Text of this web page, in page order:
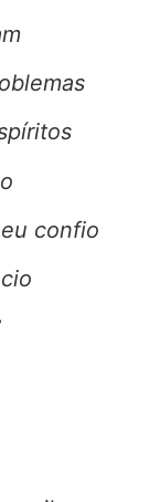
confio